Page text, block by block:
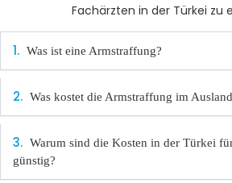
Fachärzten in der Türkei zu
Was ist eine Armstraffung?
Was kostet die Armstraffung im
Warum sind die Kosten in der Türkei
günstig?